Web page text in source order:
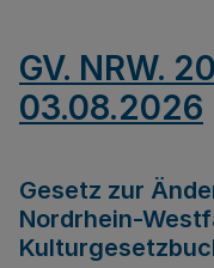
GV. NRW.
03.08.2026
Gesetz zur
Nordrhein-